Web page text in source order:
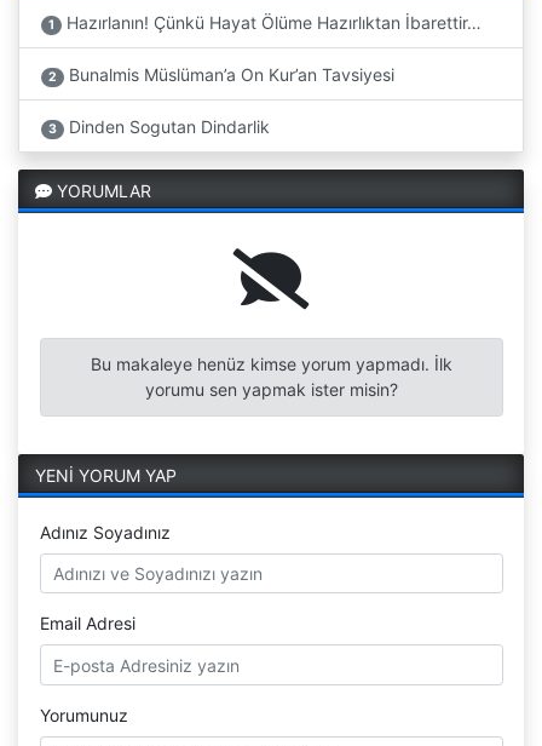
1 Hazırlanın! Çünkü Hayat Ölüme Hazırlıktan İbarettir…
2 Bunalmis Müslüman’a On Kur’an Tavsiyesi
3 Dinden Sogutan Dindarlik
YORUMLAR
Bu makaleye henüz kimse yorum yapmadı. İlk
yorumu sen yapmak ister misin?
YENİ YORUM YAP
Adınız Soyadınız
Email Adresi
Yorumunuz